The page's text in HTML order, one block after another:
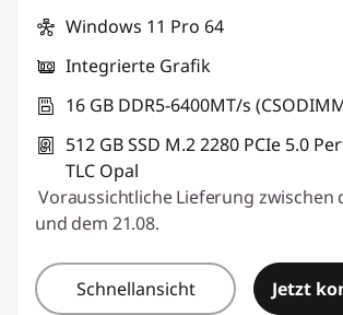
Windows 11 Pro 64
Integrierte Grafik
16 GB DDR5-6400MT/s
512 GB SSD M.2 2280 PCIe 5.0
TLC Opal
Voraussichtliche Lieferung zwischen
und dem 21.08.
Schnellansicht Jetzt